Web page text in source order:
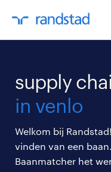
supply
in venlo
Welkom bij
vinden van een
Baanmatcher het